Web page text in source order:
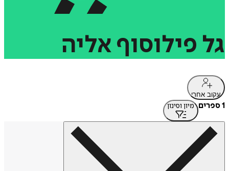
גל פילוסוף אליה
עקוב אחרי
1 ספרים מיון וסינון